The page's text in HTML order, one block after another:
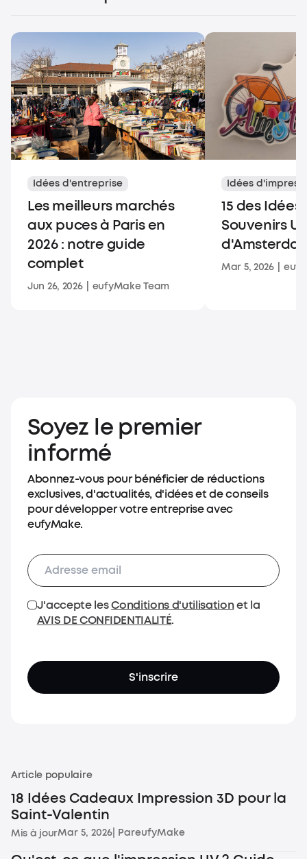
Idées d'entreprise
Les meilleurs marchés
aux puces à Paris en
2026 : notre guide
complet
Jun 26, 2026 eufyMake Team
Idées
15 des Idées
Souvenirs
Mar 5, 2026
Soyez le premier
informé
Abonnez-vous pour bénéficier de réductions
exclusives, d'actualités, d'idées et de conseils
pour développer votre entreprise avec
eufyMake.
J'accepte lesConditions d'utilisationet la
AVIS DE CONFIDENTIALITÉ.
S'inscrire
Article populaire
18 Idées Cadeaux Impression 3D pour la
Saint-Valentin
Mis à jourMar 5, 2026 | PareufyMake